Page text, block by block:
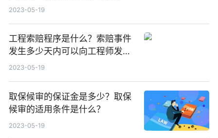
些？
2023-05-19
工程索赔程序是什么？索赔事件
发生多少天内可以向工程师发出
索赔意向通知？
2023-05-19
取保候审的保证金是多少？取保
候审的适用条件是什么？
2023-05-19